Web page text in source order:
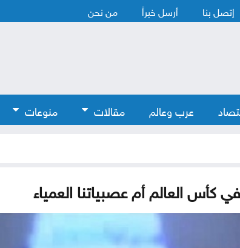
إتصل بنا أرسل خبراً من نحن
عرب وعالم مقالات منوعات
العالم أم عصبياتنا العمياء